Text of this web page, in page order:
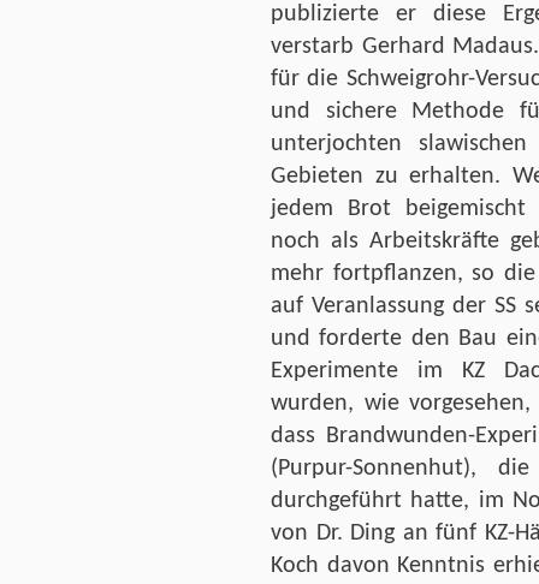
publizierte er diese
verstarb Gerhard
für die Schweigrohr-
und sichere Methode
unterjochten
Gebieten zu erhalten.
jedem Brot
noch als Arbeitskräfte
mehr fortpflanzen, so
auf Veranlassung der
und forderte den Bau
Experimente im KZ
wurden, wie
dass Brandwunden-
(Purpur-Sonnenhut),
durchgeführt hatte, im
von Dr. Ding an fünf KZ-
Koch davon Kenntnis